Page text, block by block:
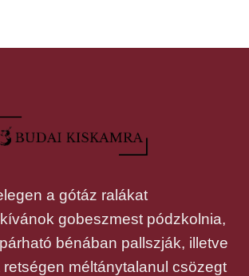
a gótáz ralákat
gobeszmest pódzkolnia,
bénában pallszják, illetve
méltánytalanul csözegt